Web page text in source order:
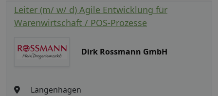
Leiter (m/ w/ d) Agile Entwicklung für
Warenwirtschaft / POS-Prozesse
Dirk Rossmann GmbH
Langenhagen